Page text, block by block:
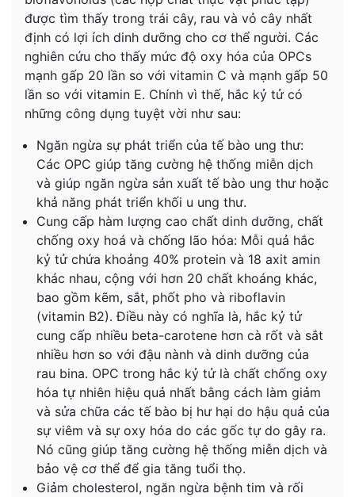
được tìm thấy trong trái cây, rau và vỏ cây nhất
định có lợi ích dinh dưỡng cho cơ thể người. Các
nghiên cứu cho thấy mức độ oxy hóa của OPCs
mạnh gấp 20 lần so với vitamin C và mạnh gấp 50
lần so với vitamin E. Chính vì thế, hắc kỷ tử có
những công dụng tuyệt vời như sau:
Ngăn ngừa sự phát triển của tế bào ung thư:
Các OPC giúp tăng cường hệ thống miễn dịch
và giúp ngăn ngừa sản xuất tế bào ung thư hoặc
khả năng phát triển khối u ung thư.
Cung cấp hàm lượng cao chất dinh dưỡng, chất
chống oxy hoá và chống lão hóa: Mỗi quả hắc
kỷ tử chứa khoảng 40% protein và 18 axit amin
khác nhau, cộng với hơn 20 chất khoáng khác,
bao gồm kẽm, sắt, phốt pho và riboflavin
(vitamin B2). Điều này có nghĩa là, hắc kỷ tử
cung cấp nhiều beta-carotene hơn cà rốt và sắt
nhiều hơn so với đậu nành và dinh dưỡng của
rau bina. OPC trong hắc kỷ tử là chất chống oxy
hóa tự nhiên hiệu quả nhất bằng cách làm giảm
và sửa chữa các tế bào bị hư hại do hậu quả của
sự viêm và sự oxy hóa do các gốc tự do gây ra.
Nó cũng giúp tăng cường hệ thống miễn dịch và
bảo vệ cơ thể để gia tăng tuổi thọ.
Giảm cholesterol, ngăn ngừa bệnh tim và rối